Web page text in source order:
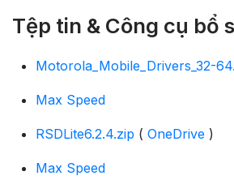
Tệp tin & Công cụ bổ
Motorola_Mobile_Drivers_32-
Max Speed
RSDLite6.2.4.zip ( OneDrive)
Max Speed